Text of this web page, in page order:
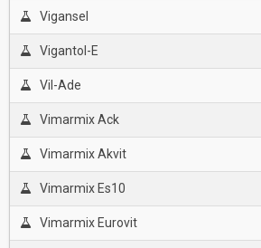
Vigansel
Vigantol-E
Vil-Ade
Vimarmix Ack
Vimarmix Akvit
Vimarmix Es10
Vimarmix Eurovit